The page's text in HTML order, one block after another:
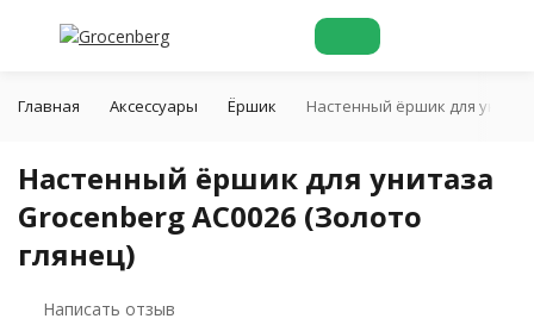
Главная Аксессуары Ёршик Настенный ёршик для
Настенный ёршик для унитаза
Grocenberg AC0026 (Золото
глянец)
Написать отзыв